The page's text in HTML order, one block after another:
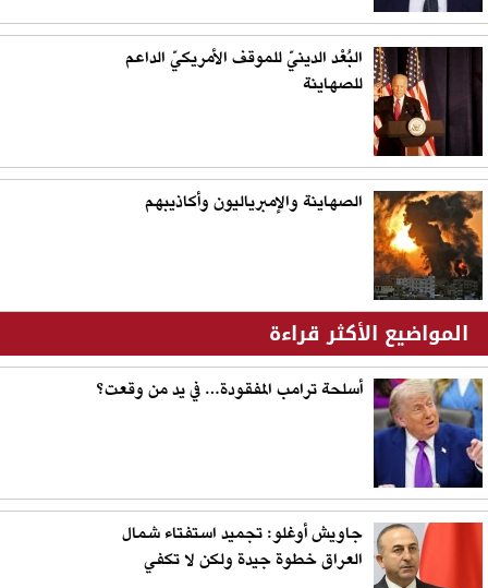
البُعْد الدينيّ للموقف الأمريكيّ الداعم
للصهاينة
الصهاينة والإمبرياليون وأكاذيبهم
المواضيع الأكثر قراءة
أسلحة ترامب المفقودة… في يد من وقعت؟
جاويش أوغلو: تجميد استفتاء شمال
العراق خطوة جيدة ولكن لا تكفي